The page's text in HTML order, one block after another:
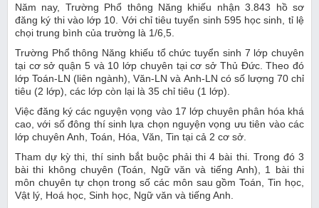
Năm nay, Trường Phổ thông Năng khiếu nhận 3.843 hồ sơ
đăng ký thi vào lớp 10. Với chỉ tiêu tuyển sinh 595 học sinh, tỉ lệ
chọi trung bình của trường là 1/6,5.
Trường Phổ thông Năng khiếu tổ chức tuyển sinh 7 lớp chuyên
tại cơ sở quận 5 và 10 lớp chuyên tại cơ sở Thủ Đức. Theo đó
lớp Toán-LN (liên ngành), Văn-LN và Anh-LN có số lượng 70 chỉ
tiêu (2 lớp), các lớp còn lại là 35 chỉ tiêu (1 lớp).
Việc đăng ký các nguyện vọng vào 17 lớp chuyên phân hóa khá
cao, với số đông thí sinh lựa chọn nguyện vọng ưu tiên vào các
lớp chuyên Anh, Toán, Hóa, Văn, Tin tại cả 2 cơ sở.
Tham dự kỳ thi, thí sinh bắt buộc phải thi 4 bài thi. Trong đó 3
bài thi không chuyên (Toán, Ngữ văn và tiếng Anh), 1 bài thi
môn chuyên tự chọn trong số các môn sau gồm Toán, Tin học,
Vật lý, Hoá học, Sinh học, Ngữ văn và tiếng Anh.